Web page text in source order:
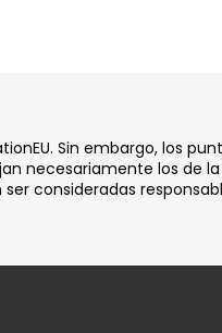
Sin embargo, los
necesariamente los de la
consideradas